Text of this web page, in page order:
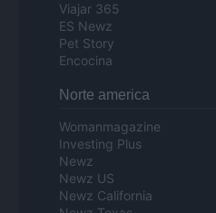
Viajar 365
ES Newz
Pet Story
Encocina
Norte america
Womanmagazine
Investing Plus
Newz
Newz US
Newz California